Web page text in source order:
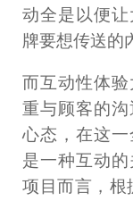
动全是以便
牌要想传送的
而互动性体
重与顾客的
心态，在这
是一种互动
项目而言，根